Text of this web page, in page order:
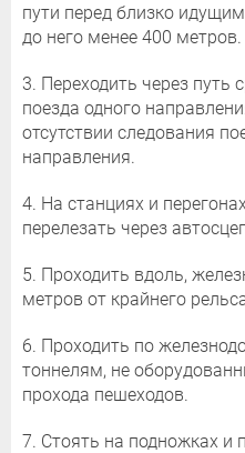
пути перед близко
до него менее 400 метров.
3. Переходить через путь
поезда одного
отсутствии следования
направления.
4. На станциях и
перелезать через
5. Проходить вдоль,
метров от крайнего
6. Проходить по
тоннелям, не
прохода пешеходов.
7. Стоять на подножках и